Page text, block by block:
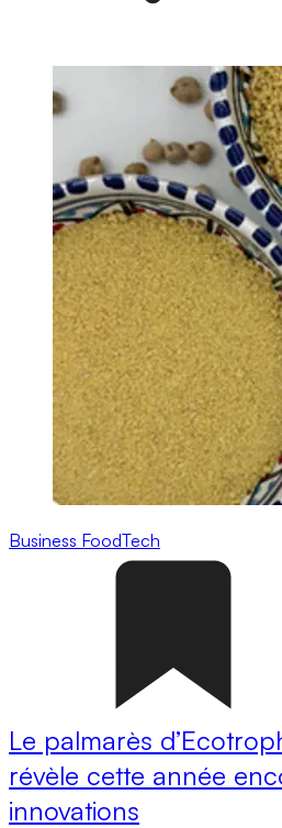
Business FoodTech
Le palmarès
révèle cette année
innovations